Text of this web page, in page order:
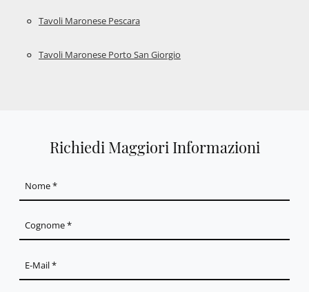
Tavoli Maronese Pescara
Tavoli Maronese Porto San Giorgio
Richiedi Maggiori Informazioni